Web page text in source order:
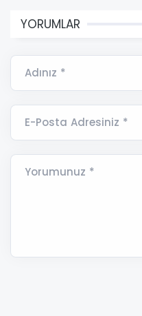
YORUMLAR
Adınız *
E-Posta Adresiniz *
Yorumunuz *